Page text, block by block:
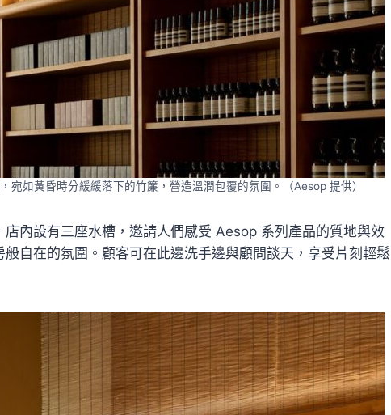
宛如黃昏時分緩緩落下的竹簾，營造溫潤包覆的氛圍。（Aesop 提供）
內設有三座水槽，邀請人們感受 Aesop 系列產品的質地與效
自在的氛圍。顧客可在此邊洗手邊與顧問談天，享受片刻輕鬆